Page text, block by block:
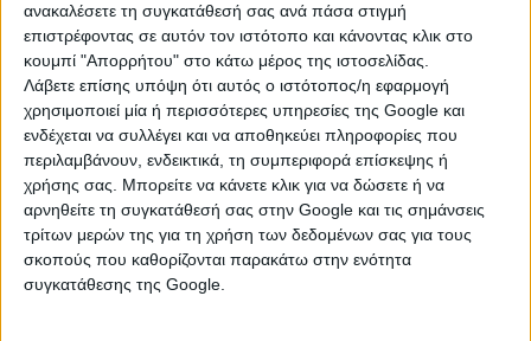
ανακαλέσετε τη συγκατάθεσή σας ανά πάσα στιγμή
επιστρέφοντας σε αυτόν τον ιστότοπο και κάνοντας κλικ στο
κουμπί "Απορρήτου" στο κάτω μέρος της ιστοσελίδας.
Λάβετε επίσης υπόψη ότι αυτός ο ιστότοπος/η εφαρμογή
χρησιμοποιεί μία ή περισσότερες υπηρεσίες της Google και
ενδέχεται να συλλέγει και να αποθηκεύει πληροφορίες που
περιλαμβάνουν, ενδεικτικά, τη συμπεριφορά επίσκεψης ή
χρήσης σας. Μπορείτε να κάνετε κλικ για να δώσετε ή να
αρνηθείτε τη συγκατάθεσή σας στην Google και τις σημάνσεις
τρίτων μερών της για τη χρήση των δεδομένων σας για τους
σκοπούς που καθορίζονται παρακάτω στην ενότητα
συγκατάθεσης της Google.
Οπως αναφέρει σε ανακοίνωσή της η
Επιτροπή Ανταγωνισμού,θα αναλύσει
τις συνθήκες ανταγωνισμού που
επικρατούνστον αγροδιατροφικό
τομέα,σε όλα τα στάδια της αλυσίδας
αξίας, συμπεριλαμβανομένης της
αγροτικής παραγωγής, της μεταποίησης
και του εμπορίου τροφίμων.
«Το θέμα παραμένει εξαιρετικά
επίκαιρο δεδομένης της
αύξησης των
τιμών των τροφίμων